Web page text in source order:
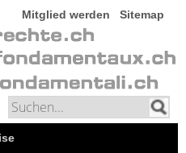
Mitglied werden Sitemap